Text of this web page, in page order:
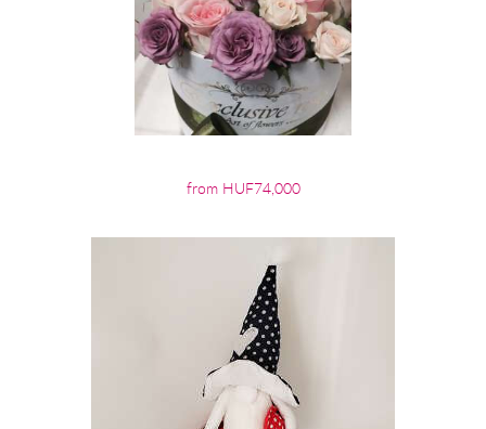
from HUF74,000